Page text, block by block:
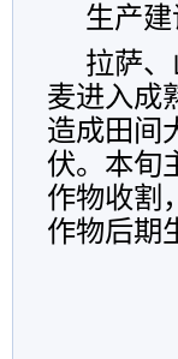
生产建
拉萨
麦进入成
造成田间
伏。本旬
作物收割
作物后期